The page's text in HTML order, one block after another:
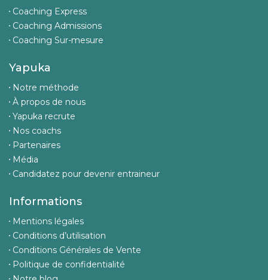
Coaching Express
Coaching Admissions
Coaching Sur-mesure
Yapuka
Notre méthode
À propos de nous
Yapuka recrute
Nos coachs
Partenaires
Média
Candidatez pour devenir entraineur
Informations
Mentions légales
Conditions d’utilisation
Conditions Générales de Vente
Politique de confidentialité